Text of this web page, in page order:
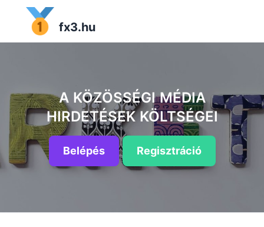
fx3.hu
A KÖZÖSSÉGI MÉDIA
HIRDETÉSEK KÖLTSÉGEI
Belépés Regisztráció